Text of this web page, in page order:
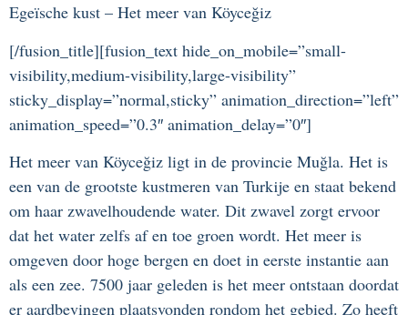
Egeïsche kust – Het meer van Köyceğiz
[/fusion_title][fusion_text hide_on_mobile=”small-
visibility,medium-visibility,large-visibility”
sticky_display=”normal,sticky” animation_direction=”left”
animation_speed=”0.3″ animation_delay=”0″]
Het meer van Köyceğiz ligt in de provincie Muğla. Het is
een van de grootste kustmeren van Turkije en staat bekend
om haar zwavelhoudende water. Dit zwavel zorgt ervoor
dat het water zelfs af en toe groen wordt. Het meer is
omgeven door hoge bergen en doet in eerste instantie aan
als een zee. 7500 jaar geleden is het meer ontstaan doordat
er aardbevingen plaatsvonden rondom het gebied. Zo heeft